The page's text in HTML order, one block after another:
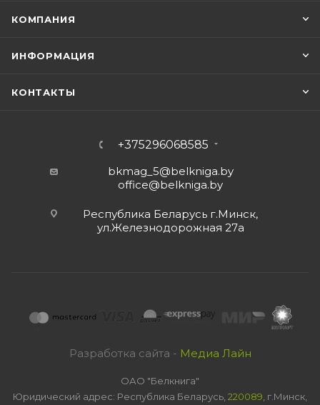
КОМПАНИЯ
ИНФОРМАЦИЯ
КОНТАКТЫ
+375296068585
bkmag_5@belkniga.by
office@belkniga.by
Республика Беларусь г.Минск,
ул.Железнодорожная 27а
Разработка сайта - Медиа Лайн
ОАО "Белкнига"
Юридический адрес: Республика Беларусь, 220089 , г.Минск,